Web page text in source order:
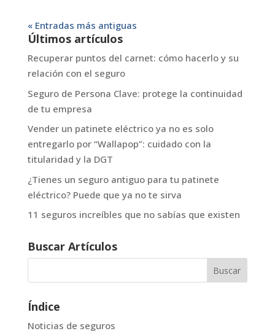
« Entradas más antiguas
Últimos artículos
Recuperar puntos del carnet: cómo hacerlo y su
relación con el seguro
Seguro de Persona Clave: protege la continuidad
de tu empresa
Vender un patinete eléctrico ya no es solo
entregarlo por “Wallapop”: cuidado con la
titularidad y la DGT
¿Tienes un seguro antiguo para tu patinete
eléctrico? Puede que ya no te sirva
11 seguros increíbles que no sabías que existen
Buscar Artículos
Índice
Noticias de seguros